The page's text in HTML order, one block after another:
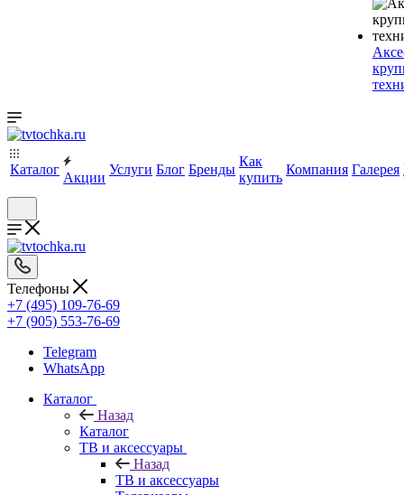
Каталог
Акции
Услуги Блог Бренды
Как
купить
Компания Галерея
Телефоны
+7 (495) 109-76-69
+7 (905) 553-76-69
Telegram
WhatsApp
Каталог
Назад
Каталог
ТВ и аксессуары
Назад
ТВ и аксессуары